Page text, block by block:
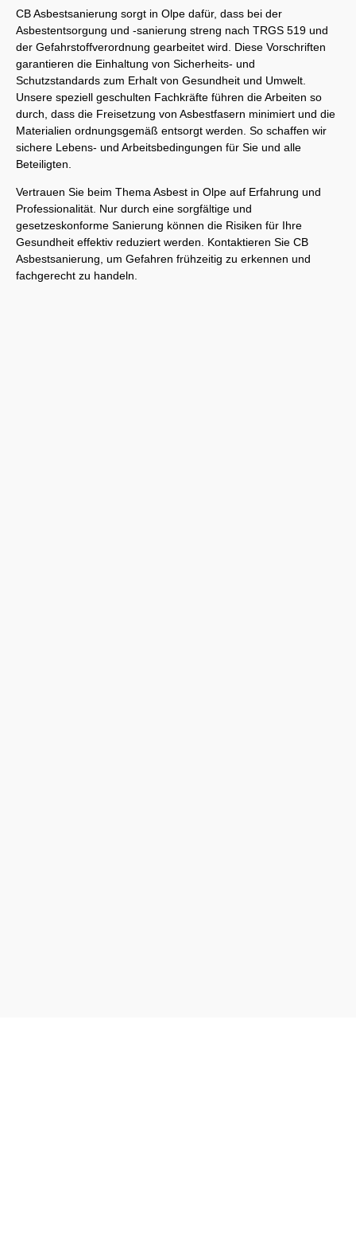
CB Asbestsanierung sorgt in Olpe dafür, dass bei der
Asbestentsorgung und -sanierung streng nach TRGS 519 und
der Gefahrstoffverordnung gearbeitet wird. Diese Vorschriften
garantieren die Einhaltung von Sicherheits- und
Schutzstandards zum Erhalt von Gesundheit und Umwelt.
Unsere speziell geschulten Fachkräfte führen die Arbeiten so
durch, dass die Freisetzung von Asbestfasern minimiert und die
Materialien ordnungsgemäß entsorgt werden. So schaffen wir
sichere Lebens- und Arbeitsbedingungen für Sie und alle
Beteiligten.
Vertrauen Sie beim Thema Asbest in Olpe auf Erfahrung und
Professionalität. Nur durch eine sorgfältige und
gesetzeskonforme Sanierung können die Risiken für Ihre
Gesundheit effektiv reduziert werden. Kontaktieren Sie CB
Asbestsanierung, um Gefahren frühzeitig zu erkennen und
fachgerecht zu handeln.